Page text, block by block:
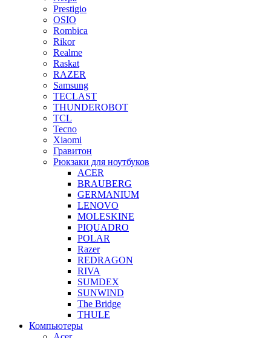
Prestigio
OSIO
Rombica
Rikor
Realme
Raskat
RAZER
Samsung
TECLAST
THUNDEROBOT
TCL
Tecno
Xiaomi
Гравитон
Рюкзаки для ноутбуков
ACER
BRAUBERG
GERMANIUM
LENOVO
MOLESKINE
PIQUADRO
POLAR
Razer
REDRAGON
RIVA
SUMDEX
SUNWIND
The Bridge
THULE
Компьютеры